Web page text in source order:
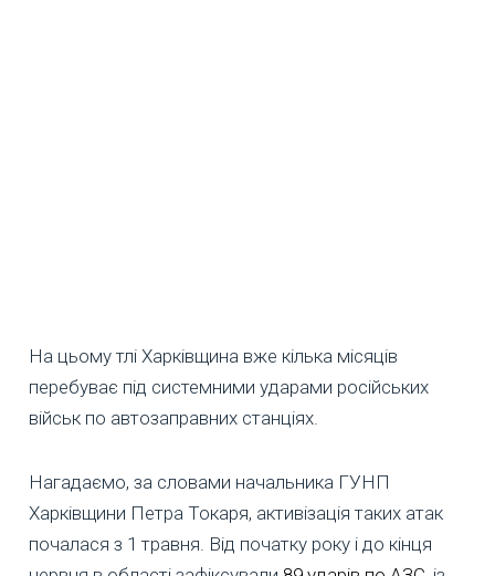
На цьому тлі Харківщина вже кілька місяців
перебуває під системними ударами російських
військ по автозаправних станціях.
Нагадаємо, за словами начальника ГУНП
Харківщини Петра Токаря, активізація таких атак
почалася з 1 травня. Від початку року і до кінця